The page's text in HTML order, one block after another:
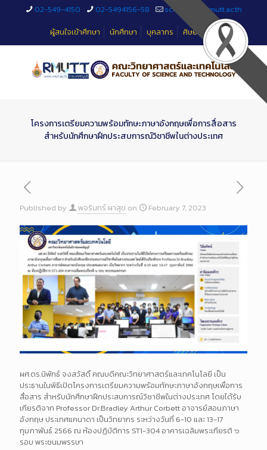
02-549-4150 02-5494156-58
sciteched@rmutt.ac.th
ผู้สนใจเข้าศึกษา
นักศึกษา บุคลากร ศิษย์เก่า
โครงการเตรียมความพร้อมทักษะภาษาอังกฤษเพื่อการสื่อสาร
สำหรับนักศึกษาฝึกประสบการณ์วิชาชีพในต่างประเทศ
Published by พจรินทร์ ผาสุข on February 7, 2023
ผศ.ดร.นิพัทธ์ จงสวัสดิ์ คณบดีคณะวิทยาศาสตร์และเทคโนโลยี เป็น
ประธานในพิธีเปิดโครงการเตรียมความพร้อมทักษะภาษาอังกฤษเพื่อการ
สื่อสาร สำหรับนักศึกษาฝึกประสบการณ์วิชาชีพในต่างประเทศ โดยได้รับ
เกียรติจาก Professor Dr.Bradley Arthur Corbett อาจารย์สอนภาษา
อังกฤษ ประเทศแคนาดา เป็นวิทยากร ระหว่างวันที่ 6-10 และ 13-17
กุมภาพันธ์ 2566 ณ ห้องปฏิบัติการ ST1-304 อาคารเฉลิมพระเกียรติ ๖
รอบ พระชนมพรรษา